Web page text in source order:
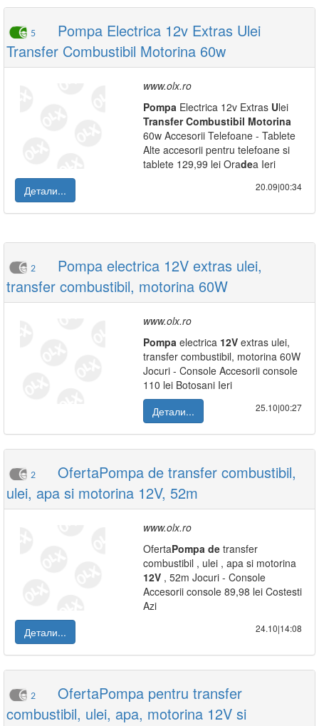
5
Pompa Electrica 12v Extras Ulei
Transfer Combustibil Motorina 60w
www.olx.ro
Pompa Electrica 12v Extras Ulei
Transfer Combustibil Motorina
60w Accesorii Telefoane - Tablete
Alte accesorii pentru telefoane si
tablete 129,99 lei Oradea Ieri
Детали...
20.09|00:34
2
Pompa electrica 12V extras ulei,
transfer combustibil, motorina 60W
www.olx.ro
Pompa electrica 12V extras ulei,
transfer combustibil, motorina 60W
Jocuri - Console Accesorii console
110 lei Botosani Ieri
Детали...
25.10|00:27
2
OfertaPompa de transfer combustibil,
ulei, apa si motorina 12V, 52m
www.olx.ro
OfertaPompa de transfer
combustibil , ulei , apa si motorina
12V , 52m Jocuri - Console
Accesorii console 89,98 lei Costesti
Azi
Детали...
24.10|14:08
2
OfertaPompa pentru transfer
combustibil, ulei, apa, motorina 12V si